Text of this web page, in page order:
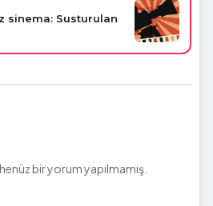
sinema: Susturulan
bir yorum yapılmamış.